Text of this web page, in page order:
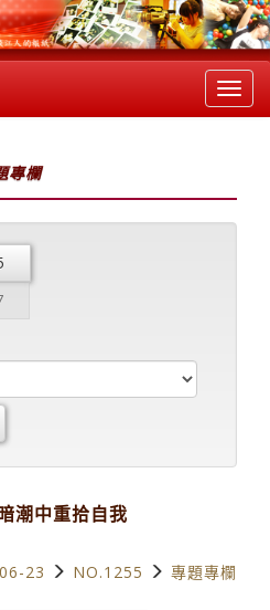
專欄
潮中重拾自我
23 NO.1255 專題專欄